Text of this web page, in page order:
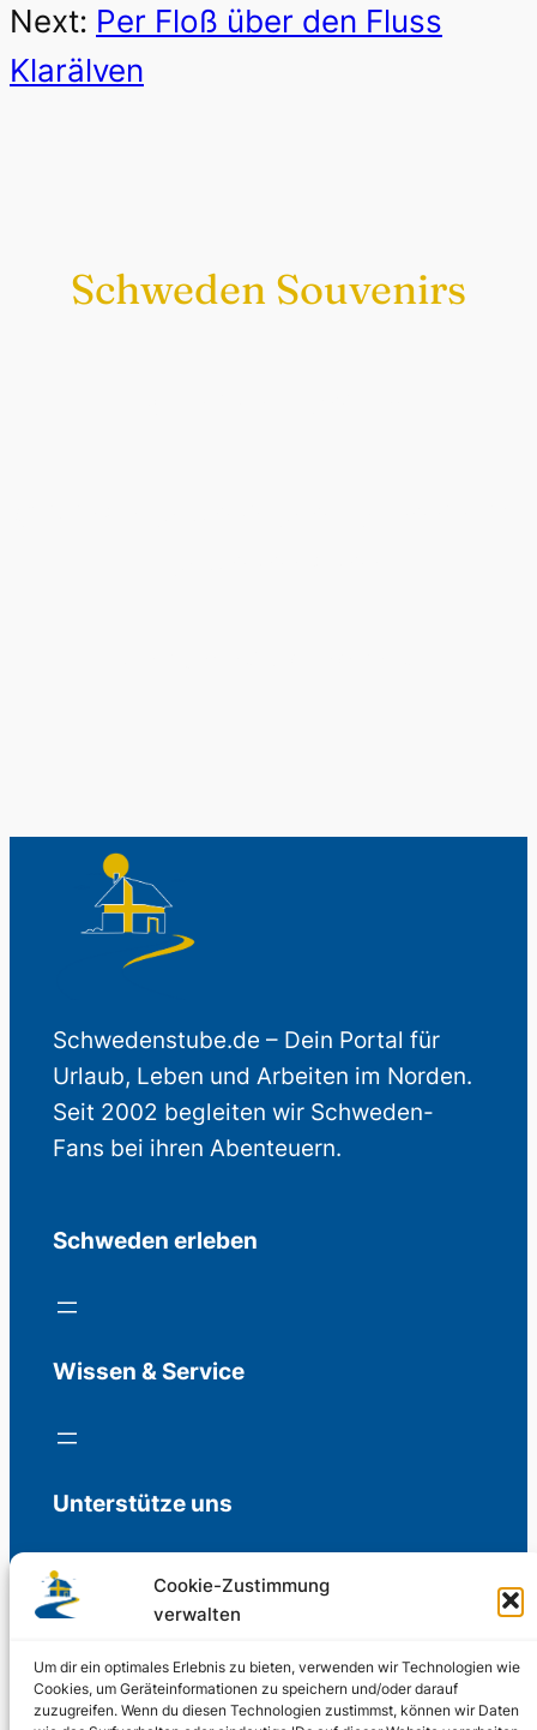
Cookie-Zustimmung
verwalten
Um dir ein optimales Erlebnis zu bieten, verwenden wir Technologien wie
Cookies, um Geräteinformationen zu speichern und/oder darauf
zuzugreifen. Wenn du diesen Technologien zustimmst, können wir Daten
Next: Per Floß über den Fluss
Klarälven
Schweden Souvenirs
Schwedenstube.de – Dein Portal für
Urlaub, Leben und Arbeiten im Norden.
Seit 2002 begleiten wir Schweden-
Fans bei ihren Abenteuern.
Schweden erleben
Wissen & Service
Unterstütze uns
Freiwillige Spenden für die Aufrechterhaltung
Support us